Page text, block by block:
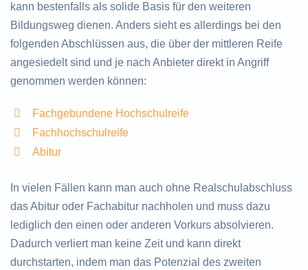
kann bestenfalls als solide Basis für den weiteren
Bildungsweg dienen. Anders sieht es allerdings bei den
folgenden Abschlüssen aus, die über der mittleren Reife
angesiedelt sind und je nach Anbieter direkt in Angriff
genommen werden können:
Fachgebundene Hochschulreife
Fachhochschulreife
Abitur
In vielen Fällen kann man auch ohne Realschulabschluss
das Abitur oder Fachabitur nachholen und muss dazu
lediglich den einen oder anderen Vorkurs absolvieren.
Dadurch verliert man keine Zeit und kann direkt
durchstarten, indem man das Potenzial des zweiten